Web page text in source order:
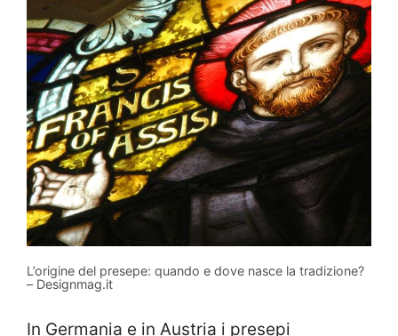
L’origine del presepe: quando e dove nasce la tradizione?
– Designmag.it
In Germania e in Austria i presepi